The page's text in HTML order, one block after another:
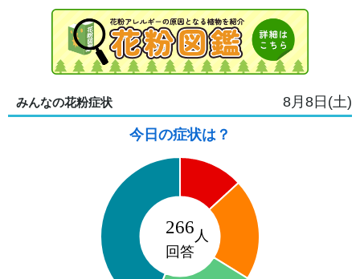
みんなの花粉症状 8月8日(土)
今日の症状は？